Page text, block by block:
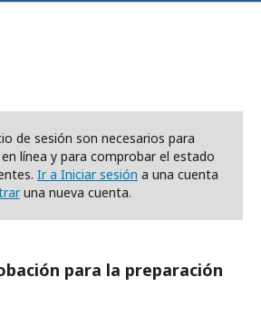
de sesión son necesarios para
línea y para comprobar el estado
Ir a Iniciar sesión a una cuenta
una nueva cuenta.
para la preparación